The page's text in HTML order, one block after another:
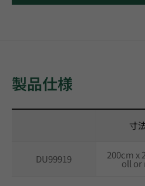
製品仕様
寸
DU99919 200cm x
oll or